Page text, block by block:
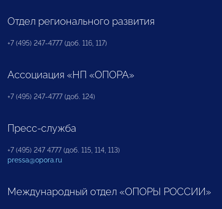
Отдел регионального развития
+7 (495) 247-4777 (доб. 116, 117)
Ассоциация «НП «ОПОРА»
+7 (495) 247-4777 (доб. 124)
Пресс-служба
+7 (495) 247 4777 (доб. 115, 114, 113)
pressa@opora.ru
Международный отдел «ОПОРЫ РОССИИ»